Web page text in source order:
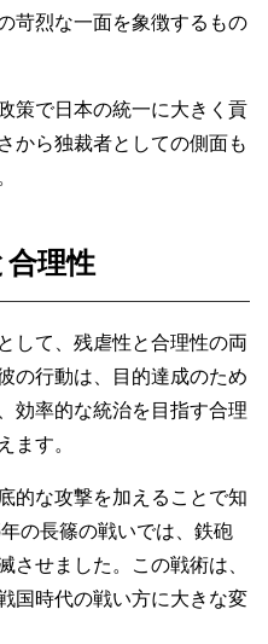
苛烈な一面を象徴するもの
策で日本の統一に大きく貢
から独裁者としての側面も
合理性
して、残虐性と合理性の両
の行動は、目的達成のため
効率的な統治を目指す合理
ます。
的な攻撃を加えることで知
の長篠の戦いでは、鉄砲
させました。この戦術は、
国時代の戦い方に大きな変